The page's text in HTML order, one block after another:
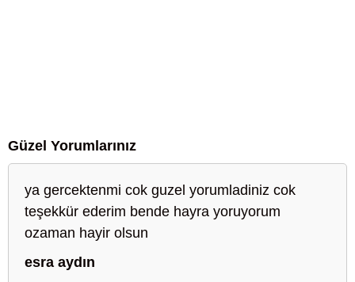
Güzel Yorumlarınız
ya gercektenmi cok guzel yorumladiniz cok
teşekkür ederim bende hayra yoruyorum
ozaman hayir olsun
esra aydın